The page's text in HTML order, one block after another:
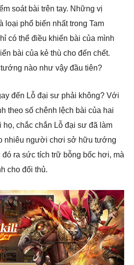
soát bài trên tay. Những vị
loại phổ biến nhất trong Tam
có thể điều khiển bài của mình
bài của kẻ thù cho đến chết.
nào như vậy đầu tiên?
đến Lỗ đại sư phải không? Với
theo số chênh lệch bài của hai
chắc chắn Lỗ đại sư đã làm
nhiêu người chơi sở hữu tướng
ra sức tích trữ bỗng bốc hơi, mà
cho đối thủ.